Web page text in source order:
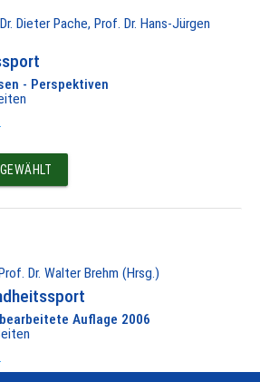
Dieter Pache, Prof. Dr. Hans-Jürgen
- Perspektiven
Dr. Walter Brehm (Hrsg.)
Auflage 2006